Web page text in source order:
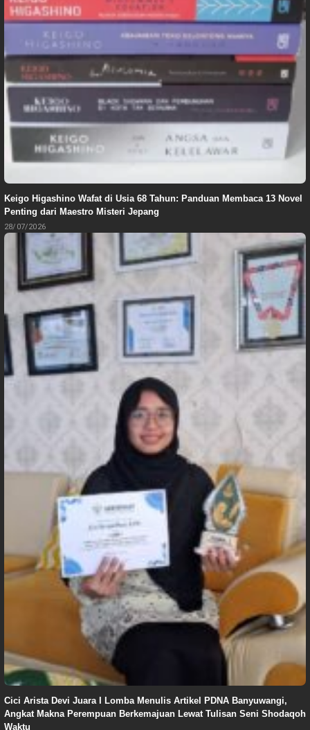
Keigo Higashino Wafat di Usia 68 Tahun: Panduan Membaca 13 Novel
Penting dari Maestro Misteri Jepang
28/07/2026
Cici Arista Devi Juara I Lomba Menulis Artikel PDNA Banyuwangi,
Angkat Makna Perempuan Berkemajuan Lewat Tulisan Seni Shodaqoh
Waktu